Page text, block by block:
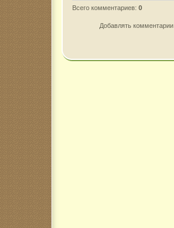
Всего комментариев: 0
Добавлять комментарии